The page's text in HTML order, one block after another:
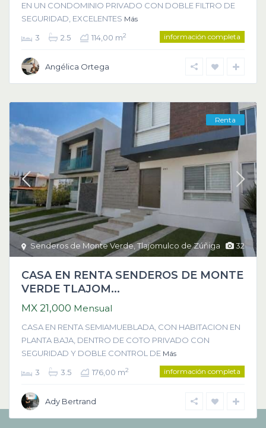
EN UN CONDOMINIO PRIVADO CON DOBLE FILTRO DE
SEGURIDAD, EXCELENTES Más
3 2.5 114,00 m2 información completa
Angélica Ortega
32
Senderos de Monte Verde,Tlajomulco de Zúñiga
Renta
CASA EN RENTA SENDEROS DE MONTE
VERDE TLAJOM...
MX 21,000 Mensual
CASA EN RENTA SEMIAMUEBLADA, CON HABITACION EN
PLANTA BAJA, DENTRO DE COTO PRIVADO CON
SEGURIDAD Y DOBLE CONTROL DE Más
3 3.5 176,00 m2 información completa
Ady Bertrand